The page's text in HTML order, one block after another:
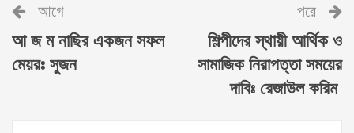
আগে
আ জ ম নাছির একজন সফল
মেয়রঃ সুজন
পরে
শিল্পীদের স্থায়ী আর্থিক ও
সামাজিক নিরাপত্তা সময়ের
দাবিঃ রেজাউল করিম